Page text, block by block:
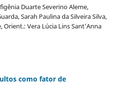
Duarte Severino Aleme,
Sarah Paulina da Silveira Silva,
Orient.: Vera Lúcia Lins Sant’Anna
como fator de